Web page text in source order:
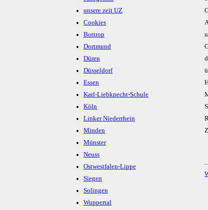
unsere zeit UZ
Cookies
Bottrop
Dortmund
Düren
Düsseldorf
Essen
Karl-Liebknecht-Schule
Köln
Linker Niederrhein
Minden
Münster
Neuss
Ostwestfalen-Lippe
Siegen
Solingen
Wuppertal